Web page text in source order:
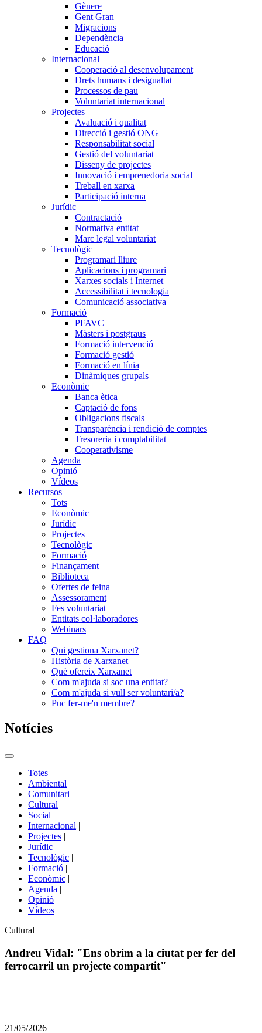
Gènere
Gent Gran
Migracions
Dependència
Educació
Internacional
Cooperació al desenvolupament
Drets humans i desigualtat
Processos de pau
Voluntariat internacional
Projectes
Avaluació i qualitat
Direcció i gestió ONG
Responsabilitat social
Gestió del voluntariat
Disseny de projectes
Innovació i emprenedoria social
Treball en xarxa
Participació interna
Jurídic
Contractació
Normativa entitat
Marc legal voluntariat
Tecnològic
Programari lliure
Aplicacions i programari
Xarxes socials i Internet
Accessibilitat i tecnologia
Comunicació associativa
Formació
PFAVC
Màsters i postgraus
Formació intervenció
Formació gestió
Formació en línia
Dinàmiques grupals
Econòmic
Banca ètica
Captació de fons
Obligacions fiscals
Transparència i rendició de comptes
Tresoreria i comptabilitat
Cooperativisme
Agenda
Opinió
Vídeos
Recursos
Tots
Econòmic
Jurídic
Projectes
Tecnològic
Formació
Finançament
Biblioteca
Ofertes de feina
Assessorament
Fes voluntariat
Entitats col·laboradores
Webinars
FAQ
Qui gestiona Xarxanet?
Història de Xarxanet
Què ofereix Xarxanet
Com m'ajuda si soc una entitat?
Com m'ajuda si vull ser voluntari/a?
Puc fer-me'n membre?
Notícies
Commutador
portals
Totes |
Ambiental |
Comunitari |
Cultural |
Social |
Internacional |
Projectes |
Jurídic |
Tecnològic |
Formació |
Econòmic |
Agenda |
Opinió |
Vídeos
Àmbit
la
notícia
Cultural
Andreu Vidal: "Ens obrim a la ciutat per fer del
ferrocarril un projecte compartit"
en
21/05/2026